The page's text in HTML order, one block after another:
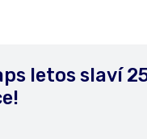
letos slaví